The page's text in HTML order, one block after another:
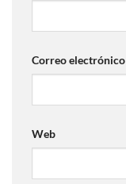
Correo electrónico
Web